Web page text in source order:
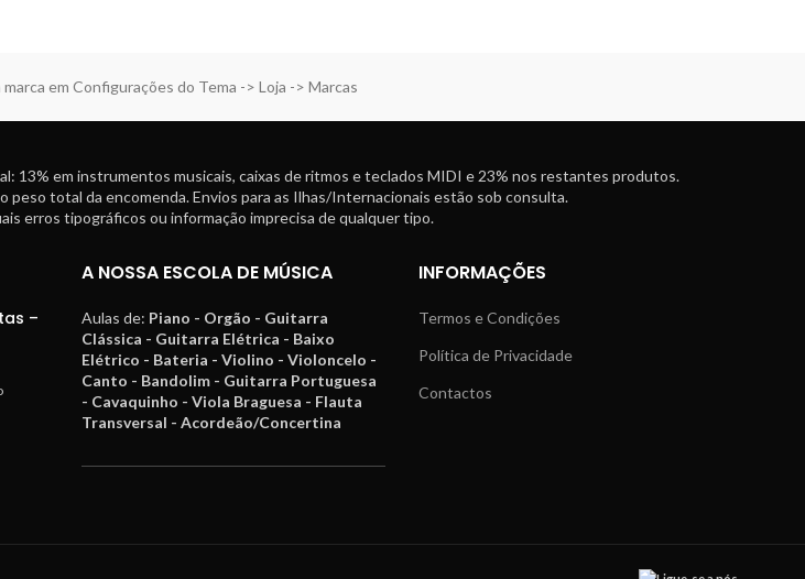
em Configurações do Tema -> Loja -> Marcas
13% em instrumentos musicais, caixas de ritmos e teclados MIDI e 23% nos restantes produtos.
total da encomenda. Envios para as Ilhas/Internacionais estão sob consulta.
erros tipográficos ou informação imprecisa de qualquer tipo.
–
A NOSSA ESCOLA DE MÚSICA
Aulas de: Piano - Orgão - Guitarra
Clássica - Guitarra Elétrica - Baixo
Elétrico - Bateria - Violino - Violoncelo -
Canto - Bandolim - Guitarra Portuguesa
- Cavaquinho - Viola Braguesa - Flauta
Transversal - Acordeão/Concertina
INFORMAÇÕES
Termos e Condições
Política de Privacidade
Contactos